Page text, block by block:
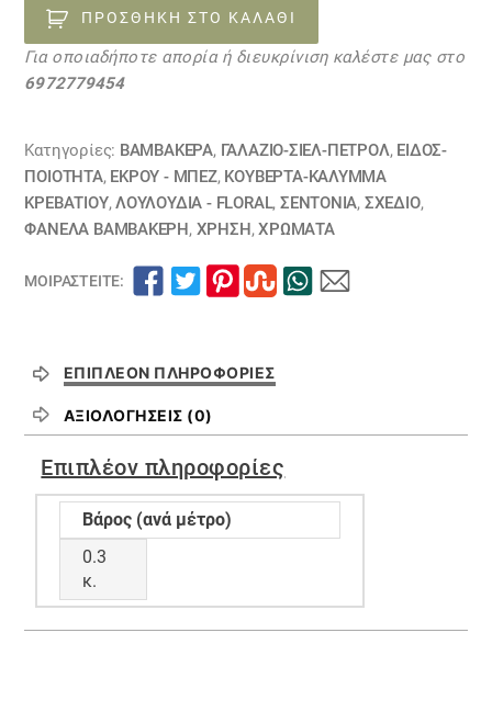
φανέλα
λουλούδια
15012217
ΠΡΟΣΘΉΚΗ ΣΤΟ ΚΑΛΆΘΙ
Για οποιαδήποτε απορία ή διευκρίνιση καλέστε μας στο
6972779454
Κατηγορίες: ΒΑΜΒΑΚΕΡΆ, ΓΑΛΑΖΙΟ-ΣΙΕΛ-ΠΕΤΡΟΛ, ΕΙΔΟΣ-
ΠΟΙΟΤΗΤΑ, ΕΚΡΟΥ - ΜΠΕΖ, ΚΟΥΒΈΡΤΑ-ΚΆΛΥΜΜΑ
ΚΡΕΒΑΤΙΟΎ,ΛΟΥΛΟΎΔΙΑ - FLORAL, ΣΕΝΤΌΝΙΑ, ΣΧΕΔΙΟ,
ΦΑΝΕΛΑ ΒΑΜΒΑΚΕΡΗ , ΧΡΗΣΗ ,ΧΡΏΜΑΤΑ
ΜΟΙΡΑΣΤΕΊΤΕ:
ΕΠΙΠΛΈΟΝ ΠΛΗΡΟΦΟΡΊΕΣ
ΑΞΙΟΛΟΓΉΣΕΙΣ (0)
Επιπλέον πληροφορίες
Βάρος (ανά μέτρο)
0.3
κ.